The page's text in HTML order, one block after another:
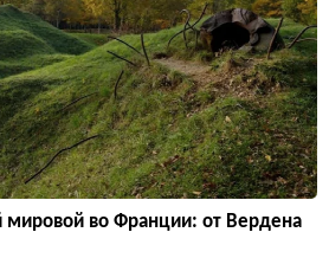
мировой во Франции: от Вердена